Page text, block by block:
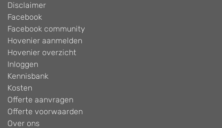
Disclaimer
Facebook
Facebook community
Hovenier aanmelden
Hovenier overzicht
Inloggen
Kennisbank
Kosten
Offerte aanvragen
Offerte voorwaarden
Over ons